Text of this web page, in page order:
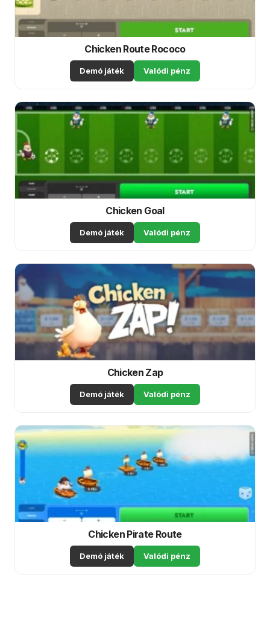
Chicken Route Rococo
Demó játék Valódi pénz
Chicken Goal
Demó játék Valódi pénz
Chicken Zap
Demó játék Valódi pénz
Chicken Pirate Route
Demó játék Valódi pénz